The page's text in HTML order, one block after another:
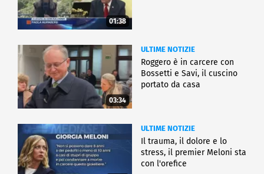
01:38
03:34
ULTIME NOTIZIE
Roggero è in carcere con
Bossetti e Savi, il cuscino
portato da casa
ULTIME NOTIZIE
Il trauma, il dolore e lo
stress, il premier Meloni sta
con l'orefice